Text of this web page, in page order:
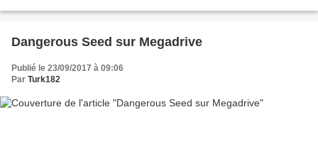
Dangerous Seed sur Megadrive
Publié le 23/09/2017 à 09:06
Par Turk182